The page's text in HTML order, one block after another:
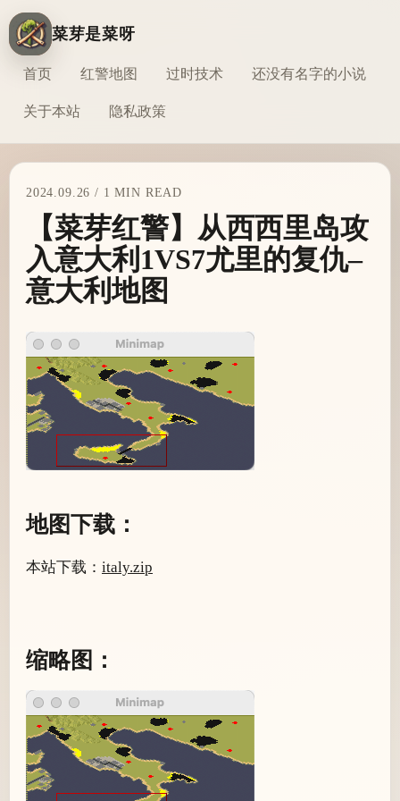
菜芽是菜呀
首页 红警地图 过时技术 还没有名字的小说
关于本站 隐私政策
2024.09.26 / 1 MIN READ
【菜芽红警】从西西里岛攻
入意大利1VS7尤里的复仇–
意大利地图
地图下载：
本站下载： italy.zip
缩略图：